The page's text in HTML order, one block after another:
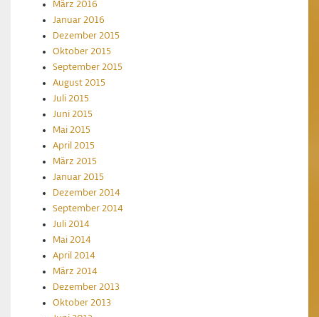
März 2016
Januar 2016
Dezember 2015
Oktober 2015
September 2015
August 2015
Juli 2015
Juni 2015
Mai 2015
April 2015
März 2015
Januar 2015
Dezember 2014
September 2014
Juli 2014
Mai 2014
April 2014
März 2014
Dezember 2013
Oktober 2013